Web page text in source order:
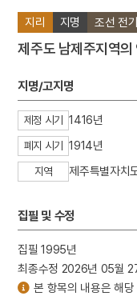
지리 지명 조선 전기
제주도 남제주지역의
지명/고지명
제정 시기 1416년
폐지 시기 1914년
지역 제주특별자치
집필 및 수정
집필 1995년
최종수정 2026년 05월
본 항목의 내용은 해